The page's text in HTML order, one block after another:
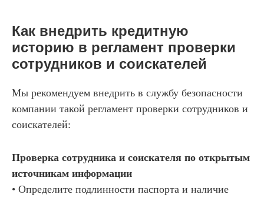
Как внедрить кредитную
историю в регламент проверки
сотрудников и соискателей
Мы рекомендуем внедрить в службу безопасности
компании такой регламент проверки сотрудников и
соискателей:
Проверка сотрудника и соискателя по открытым
источникам информации
• Определите подлинности паспорта и наличие